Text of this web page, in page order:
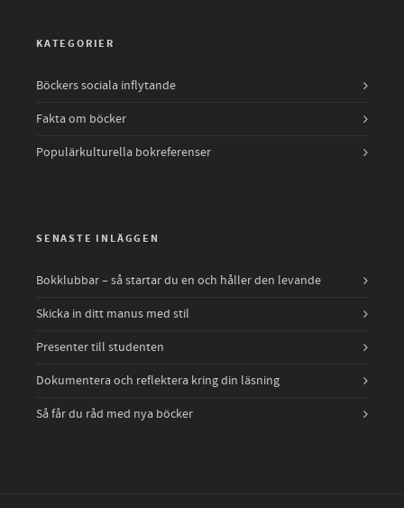
KATEGORIER
Böckers sociala inflytande
Fakta om böcker
Populärkulturella bokreferenser
SENASTE INLÄGGEN
Bokklubbar – så startar du en och håller den levande
Skicka in ditt manus med stil
Presenter till studenten
Dokumentera och reflektera kring din läsning
Så får du råd med nya böcker